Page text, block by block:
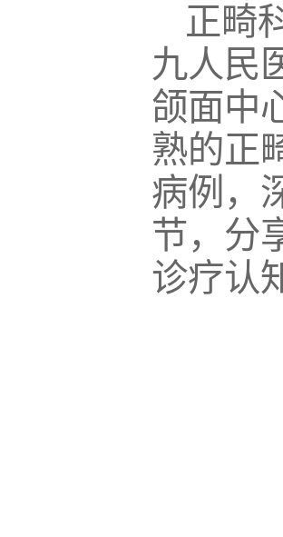
正畸
九人民
颌面中
熟的正
病例，
节，分
诊疗认